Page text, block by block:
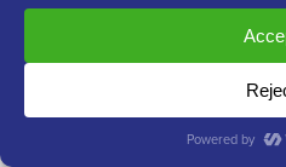
verteilen.
erstellen
Möglichkeit, eine Provision